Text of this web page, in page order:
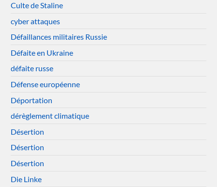
Culte de Staline
cyber attaques
Défaillances militaires Russie
Défaite en Ukraine
défaite russe
Défense européenne
Déportation
dérèglement climatique
Désertion
Désertion
Désertion
Die Linke